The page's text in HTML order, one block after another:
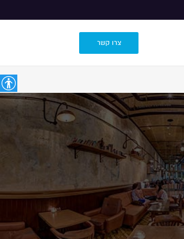
צרו קשר